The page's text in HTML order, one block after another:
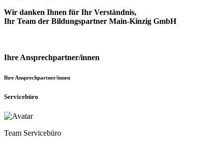
Wir danken Ihnen für Ihr Verständnis,
Ihr Team der Bildungspartner Main-Kinzig GmbH
Ihre Ansprechpartner/innen
Ihre Ansprechpartner/innen
Servicebüro
Team Servicebüro